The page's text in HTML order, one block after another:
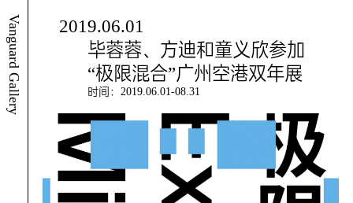
Vanguard Gallery
2019.06.01
毕蓉蓉、方迪和童义欣参加
“极限混合”广州空港双年展
时间：2019.06.01-08.31